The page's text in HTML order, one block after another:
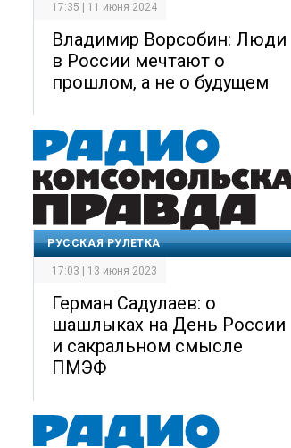
17:35 | 11 июня 2024
Владимир Ворсобин: Люди
в России мечтают о
прошлом, а не о будущем
РУССКАЯ РУЛЕТКА
17:03 | 13 июня 2023
Герман Садулаев: о
шашлыках на День России
и сакральном смысле
ПМЭФ